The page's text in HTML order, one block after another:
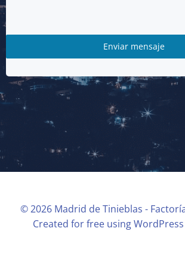
Enviar mensaje
© 2026 Madrid de Tinieblas -
Created for free using